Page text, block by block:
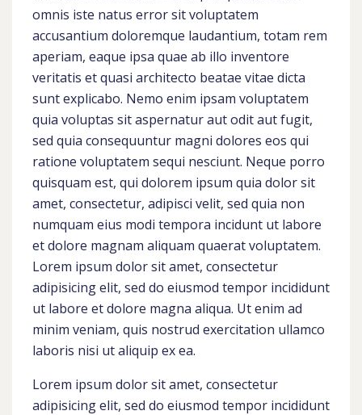
omnis iste natus error sit voluptatem
accusantium doloremque laudantium, totam rem
aperiam, eaque ipsa quae ab illo inventore
veritatis et quasi architecto beatae vitae dicta
sunt explicabo. Nemo enim ipsam voluptatem
quia voluptas sit aspernatur aut odit aut fugit,
sed quia consequuntur magni dolores eos qui
ratione voluptatem sequi nesciunt. Neque porro
quisquam est, qui dolorem ipsum quia dolor sit
amet, consectetur, adipisci velit, sed quia non
numquam eius modi tempora incidunt ut labore
et dolore magnam aliquam quaerat voluptatem.
Lorem ipsum dolor sit amet, consectetur
adipisicing elit, sed do eiusmod tempor incididunt
ut labore et dolore magna aliqua. Ut enim ad
minim veniam, quis nostrud exercitation ullamco
laboris nisi ut aliquip ex ea.
Lorem ipsum dolor sit amet, consectetur
adipisicing elit, sed do eiusmod tempor incididunt